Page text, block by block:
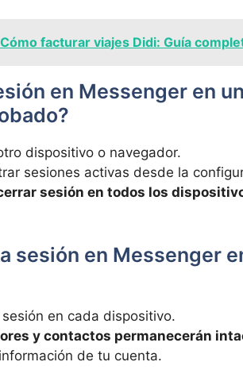
Cómo facturar viajes Didi: Guía
en Messenger en un
dispositivo o navegador.
sesiones activas desde la
sesión en todos los
sesión en Messenger
en cada dispositivo.
y contactos permanecerán
de tu cuenta.